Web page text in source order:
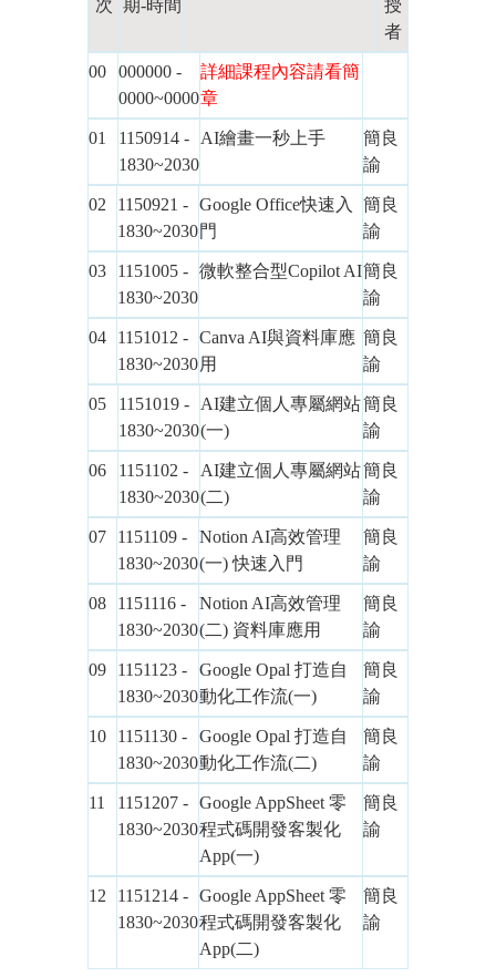
次 期-時間
授
者
00
000000 -
0000~0000
詳細課程內容請看簡
章
01
1150914 -
1830~2030
AI繪畫一秒上手
簡良
諭
02
1150921 -
1830~2030
Google Office快速入
門
簡良
諭
03
1151005 -
1830~2030
微軟整合型Copilot AI簡良
諭
04
1151012 -
1830~2030
Canva AI與資料庫應
用
簡良
諭
05
1151019 -
1830~2030
AI建立個人專屬網站
(一)
簡良
諭
06
1151102 -
1830~2030
AI建立個人專屬網站
(二)
簡良
諭
07
1151109 -
1830~2030
Notion AI高效管理
(一) 快速入門
簡良
諭
08
1151116 -
1830~2030
Notion AI高效管理
(二) 資料庫應用
簡良
諭
09
1151123 -
1830~2030
Google Opal 打造自
動化工作流(一)
簡良
諭
10
1151130 -
1830~2030
Google Opal 打造自
動化工作流(二)
簡良
諭
11
1151207 -
1830~2030
Google AppSheet 零
程式碼開發客製化
App(一)
簡良
諭
12
1151214 -
1830~2030
Google AppSheet 零
程式碼開發客製化
App(二)
簡良
諭